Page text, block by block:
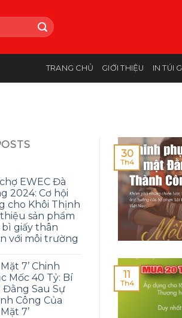
TRANG CHỦ GIỚI THIỆU IN TÚI
EWEC Đà
2024: Cơ hội
cho Khôi Thịnh
sản phẩm
bì giấy thân
với môi trường
Mặt 7’ Chinh
Mốc 40 Tỷ: Bí
Đằng Sau Sự
Công Của
7’
30
Th4
11
Th4